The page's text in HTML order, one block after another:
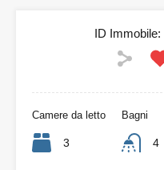
ID Immobile:
Camere da letto
3
Bagni
4